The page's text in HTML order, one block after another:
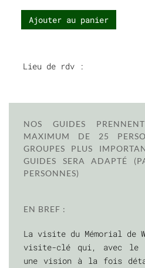
Ajouter au panier
Lieu de rdv :
NOS GUIDES
MAXIMUM DE 25
GROUPES PLUS
GUIDES SERA ADAPTÉ
PERSONNES)
EN BREF :
La visite du Mémorial de
visite-clé qui, avec le
une vision à la fois